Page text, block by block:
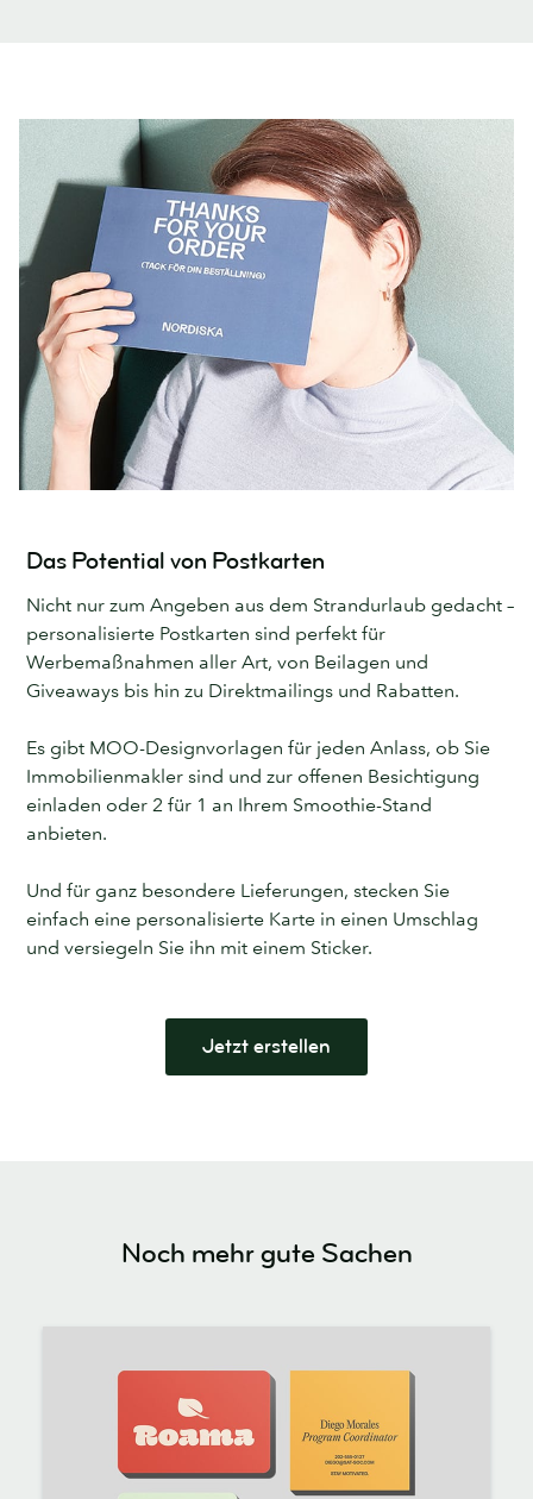
Das Potential von Postkarten
Nicht nur zum Angeben aus dem Strandurlaub gedacht –
personalisierte Postkarten sind perfekt für
Werbemaßnahmen aller Art, von Beilagen und
Giveaways bis hin zu Direktmailings und Rabatten.
Es gibt MOO-Designvorlagen für jeden Anlass, ob Sie
Immobilienmakler sind und zur offenen Besichtigung
einladen oder 2 für 1 an Ihrem Smoothie-Stand
anbieten.
Und für ganz besondere Lieferungen, stecken Sie
einfach eine personalisierte Karte in einen Umschlag
und versiegeln Sie ihn mit einem Sticker.
Jetzt erstellen
Noch mehr gute Sachen